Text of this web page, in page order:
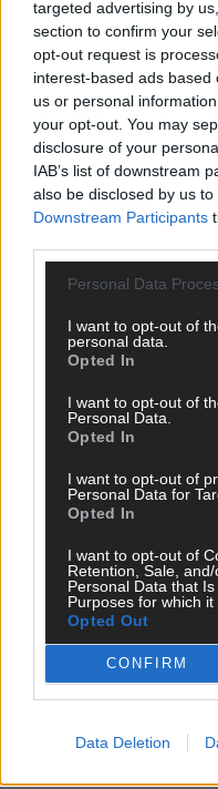
targeted advertising by
section to confirm your
opt-out request is
interest-based ads
us or personal
your opt-out. You may
disclosure of your
IAB’s list of downstream
also be disclosed by us
Downstream Participants
Personal Data
I want to opt-out of
personal data.
Opted In
I want to opt-out of
Personal Data.
Opted In
I want to opt-out of
Personal Data for
Opted In
I want to opt-out of
Retention, Sale,
Personal Data that
Purposes for which it
Opted Out
CONFIRM
Data Deletion
KOMMENTAR
ESC-Finale morgen:
aufgestiegen – alle 25
Mai 2026
KOMMENTAR
JJ hat den Abend
war solide, aber kein
Mai 2026
ESC-Halbfinale 2: Das
sechs zittern, einer
KOMMENTAR
Wer zahlt, steht im
Mai 2026
Eurovision Song Contest
Abend in Bildern
Mai 2026
AD